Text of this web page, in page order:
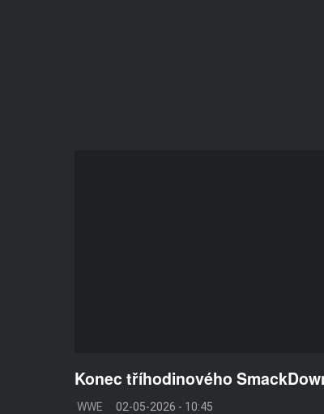
Konec tříhodinového
WWE 02-05-2026 - 10:45